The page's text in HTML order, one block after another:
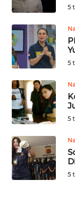
5
5
5
5
OPINI
Informasi
INDEKS
BERITA
KONTAK
KAMI
IKLAN
TENTANG
KAMI